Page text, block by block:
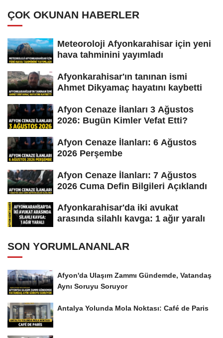
ÇOK OKUNAN HABERLER
Meteoroloji Afyonkarahisar için yeni
hava tahminini yayımladı
Afyonkarahisar'ın tanınan ismi
Ahmet Dikyamaç hayatını kaybetti
Afyon Cenaze İlanları 3 Ağustos
2026: Bugün Kimler Vefat Etti?
Afyon Cenaze İlanları: 6 Ağustos
2026 Perşembe
Afyon Cenaze İlanları: 7 Ağustos
2026 Cuma Defin Bilgileri Açıklandı
Afyonkarahisar'da iki avukat
arasında silahlı kavga: 1 ağır yaralı
SON YORUMLANANLAR
Afyon'da Ulaşım Zammı Gündemde, Vatandaş
Aynı Soruyu Soruyor
Antalya Yolunda Mola Noktası: Café de Paris